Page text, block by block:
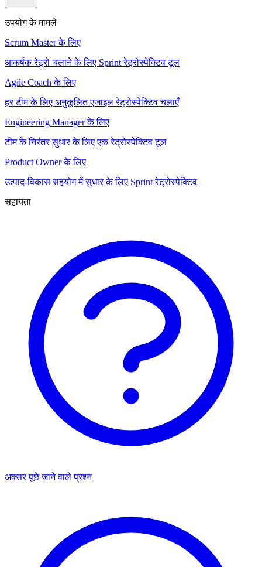
उपयोग के मामले
Scrum Master के लिए
आकर्षक रेट्रो चलाने के लिए Sprint रेट्रोस्पेक्टिव टूल
Agile Coach के लिए
हर टीम के लिए अनुकूलित एजाइल रेट्रोस्पेक्टिव चलाएँ
Engineering Manager के लिए
टीम के निरंतर सुधार के लिए एक रेट्रोस्पेक्टिव टूल
Product Owner के लिए
उत्पाद-विकास सहयोग में सुधार के लिए Sprint रेट्रोस्पेक्टिव
सहायता
अक्सर पूछे जाने वाले प्रश्न